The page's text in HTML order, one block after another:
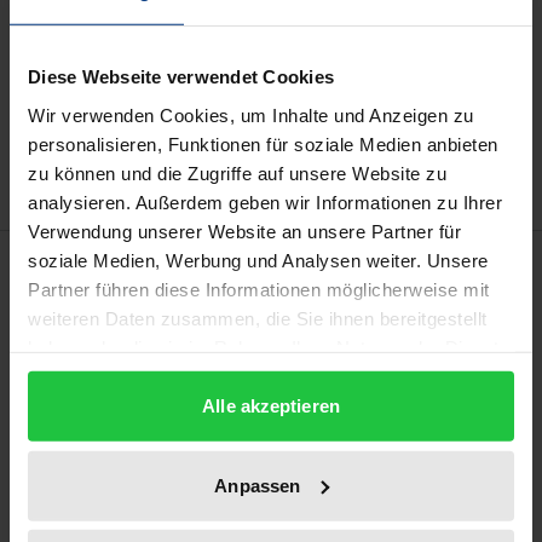
Diese Webseite verwendet Cookies
Wir verwenden Cookies, um Inhalte und Anzeigen zu
personalisieren, Funktionen für soziale Medien anbieten
zu können und die Zugriffe auf unsere Website zu
analysieren. Außerdem geben wir Informationen zu Ihrer
Verwendung unserer Website an unsere Partner für
soziale Medien, Werbung und Analysen weiter. Unsere
Partner führen diese Informationen möglicherweise mit
weiteren Daten zusammen, die Sie ihnen bereitgestellt
gesammelt haben.
Alle akzeptieren
Anpassen
In den Warenkorb
Zur Wunschliste hinzufügen
Hinweise zu Versandkosten
Beschreibung
Heutzutage kontrollieren Facebook und co. immer
mehr Aspekte des alltäglichen Lebens und der
Wirtschaft. Dabei stellen ihre datengetriebenen
Geschäftsmodelle insbesondere das Kartellrecht vor
untersucht das Buch das Zusammenspiel von